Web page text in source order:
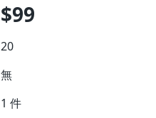
$99
20
無
1 件